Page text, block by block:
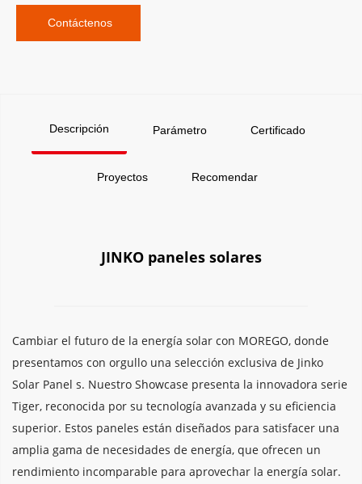
Contáctenos
Descripción Parámetro Certificado
Proyectos Recomendar
JINKO paneles solares
Cambiar el futuro de la energía solar con MOREGO, donde
presentamos con orgullo una selección exclusiva de Jinko
Solar Panel s. Nuestro Showcase presenta la innovadora serie
Tiger, reconocida por su tecnología avanzada y su eficiencia
superior. Estos paneles están diseñados para satisfacer una
amplia gama de necesidades de energía, que ofrecen un
rendimiento incomparable para aprovechar la energía solar.